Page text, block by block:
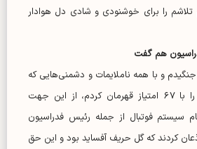
تلاشم را برای خوشنودی و شادی دل هوادار
هم گفت
و با همه ناملایمات و دشمنی‌هایی که
بود تلاش کردم و تیم را با ٦٧ امتیاز قهرمان کردم، از این جهت
سیستم فوتبال از جمله رئیس فدراسیون
کردند که گل حریف آفساید بود و این حق